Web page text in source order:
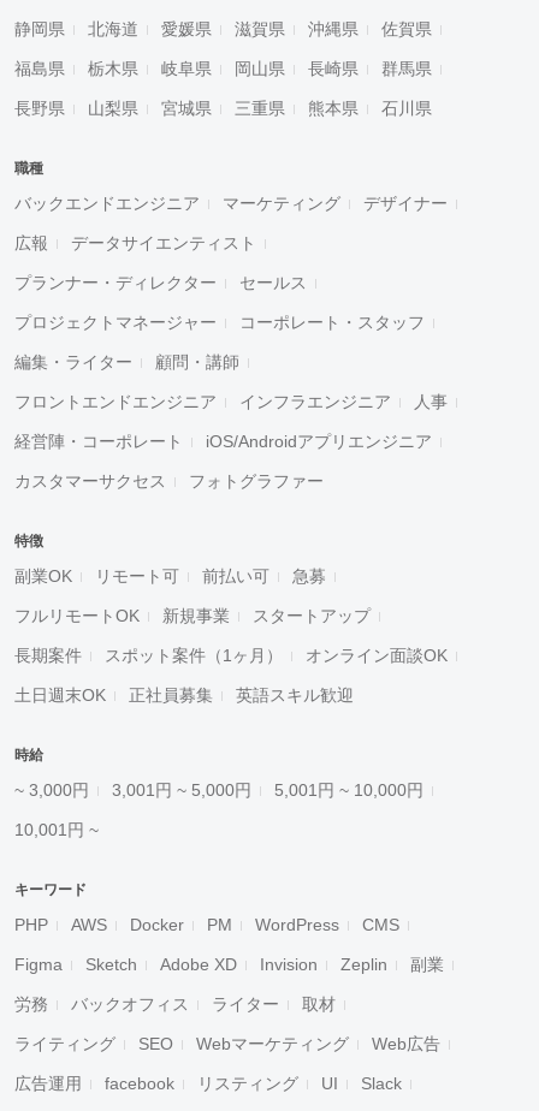
静岡県 北海道 愛媛県 滋賀県 沖縄県 佐賀県
福島県 栃木県 岐阜県 岡山県 長崎県 群馬県
長野県 山梨県 宮城県 三重県 熊本県 石川県
職種
バックエンドエンジニア マーケティング デザイナー
広報 データサイエンティスト
プランナー・ディレクター セールス
プロジェクトマネージャー コーポレート・スタッフ
編集・ライター 顧問・講師
フロントエンドエンジニア インフラエンジニア 人事
経営陣・コーポレート iOS/Androidアプリエンジニア
カスタマーサクセス フォトグラファー
特徴
副業OK リモート可 前払い可 急募
フルリモートOK 新規事業 スタートアップ
長期案件 スポット案件（1ヶ月） オンライン面談OK
土日週末OK 正社員募集 英語スキル歓迎
時給
~ 3,000円 3,001円 ~ 5,000円 5,001円 ~ 10,000円
10,001円 ~
キーワード
PHP AWS Docker PM WordPress CMS
Figma Sketch Adobe XD Invision Zeplin 副業
労務 バックオフィス ライター 取材
ライティング SEO Webマーケティング Web広告
広告運用 facebook リスティング UI Slack